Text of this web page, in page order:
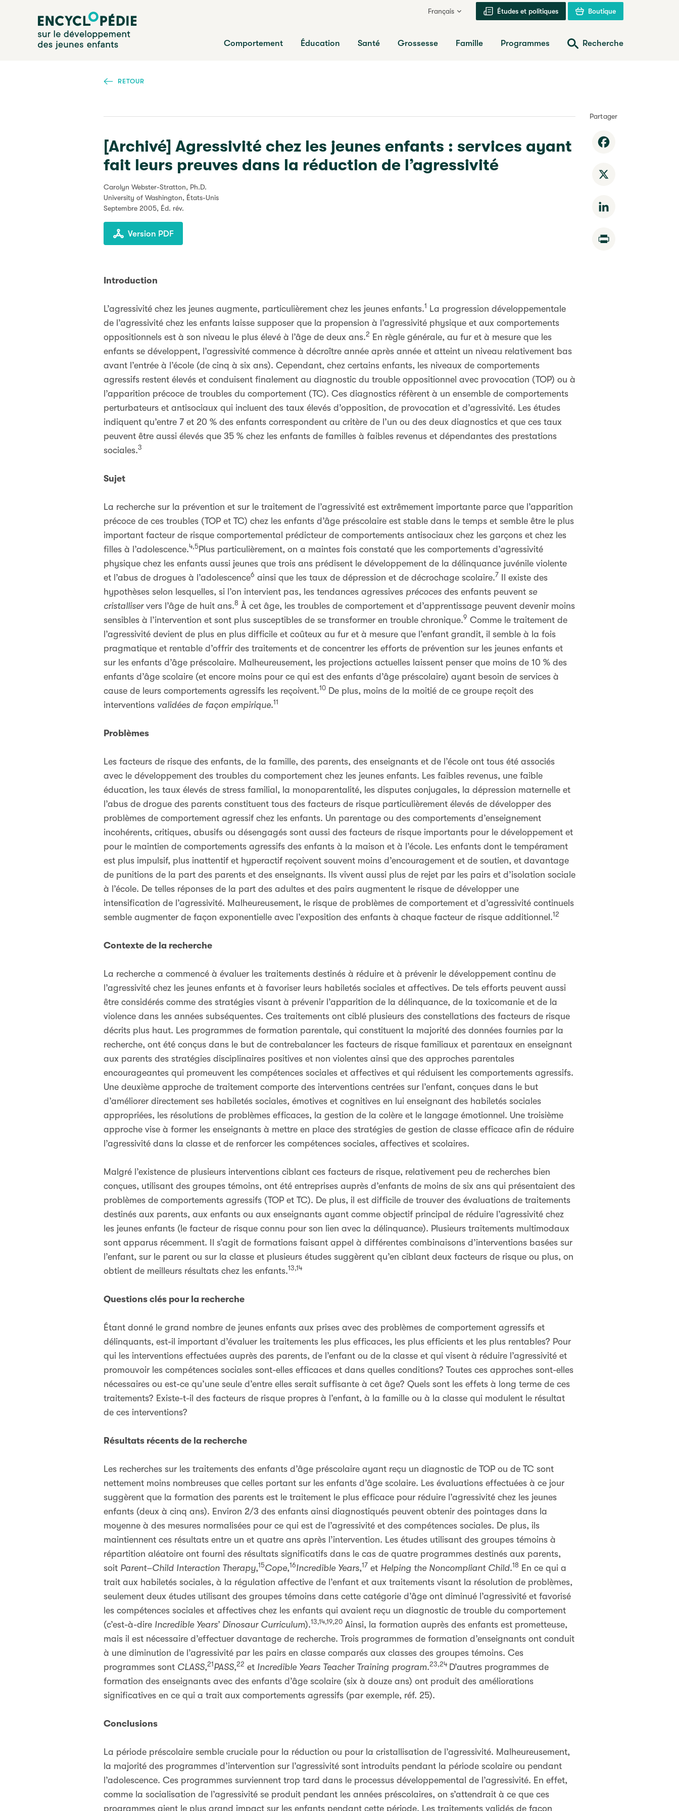
Encyclopédie sur le développement des jeunes enfants
Français Études et politiques Boutique
Comportement Éducation Santé Grossesse Famille Programmes Recherche
RETOUR
[Archivé] Agressivité chez les jeunes enfants : services ayant
fait leurs preuves dans la réduction de l’agressivité
Carolyn Webster-Stratton, Ph.D.
University of Washington, États-Unis
Septembre 2005, Éd. rév.
Version PDF
Introduction
L’agressivité chez les jeunes augmente, particulièrement chez les jeunes enfants.1
La progression développementale
de l’agressivité chez les enfants laisse supposer que la propension à l’agressivité physique et aux comportements
oppositionnels est à son niveau le plus élevé à l’âge de deux ans.2 En règle générale, au fur et à mesure que les
enfants se développent, l’agressivité commence à décroître année après année et atteint un niveau relativement bas
avant l’entrée à l’école (de cinq à six ans). Cependant, chez certains enfants, les niveaux de comportements
agressifs restent élevés et conduisent finalement au diagnostic du trouble oppositionnel avec provocation (TOP) ou à
l’apparition précoce de troubles du comportement (TC). Ces diagnostics réfèrent à un ensemble de comportements
perturbateurs et antisociaux qui incluent des taux élevés d’opposition, de provocation et d’agressivité. Les études
indiquent qu’entre 7 et 20 % des enfants correspondent au critère de l’un ou des deux diagnostics et que ces taux
peuvent être aussi élevés que 35 % chez les enfants de familles à faibles revenus et dépendantes des prestations
sociales.3
Sujet
La recherche sur la prévention et sur le traitement de l’agressivité est extrêmement importante parce que l’apparition
précoce de ces troubles (TOP et TC) chez les enfants d’âge préscolaire est stable dans le temps et semble être le plus
important facteur de risque comportemental prédicteur de comportements antisociaux chez les garçons et chez les
filles à l’adolescence.4,5 Plus particulièrement, on a maintes fois constaté que les comportements d’agressivité
physique chez les enfants aussi jeunes que trois ans prédisent le développement de la délinquance juvénile violente
et l’abus de drogues à l’adolescence6 ainsi que les taux de dépression et de décrochage scolaire.7
Il existe des
hypothèses selon lesquelles, si l’on intervient pas, les tendances agressives précoces des enfants peuvent se
cristalliservers l’âge de huit ans.8 À cet âge, les troubles de comportement et d’apprentissage peuvent devenir moins
sensibles à l’intervention et sont plus susceptibles de se transformer en trouble chronique.9 Comme le traitement de
l’agressivité devient de plus en plus difficile et coûteux au fur et à mesure que l’enfant grandit, il semble à la fois
pragmatique et rentable d’offrir des traitements et de concentrer les efforts de prévention sur les jeunes enfants et
sur les enfants d’âge préscolaire. Malheureusement, les projections actuelles laissent penser que moins de 10 % des
enfants d’âge scolaire (et encore moins pour ce qui est des enfants d’âge préscolaire) ayant besoin de services à
cause de leurs comportements agressifs les reçoivent.10 De plus, moins de la moitié de ce groupe reçoit des
interventions validées de façon empirique.11
Problèmes
Les facteurs de risque des enfants, de la famille, des parents, des enseignants et de l’école ont tous été associés
avec le développement des troubles du comportement chez les jeunes enfants. Les faibles revenus, une faible
éducation, les taux élevés de stress familial, la monoparentalité, les disputes conjugales, la dépression maternelle et
l’abus de drogue des parents constituent tous des facteurs de risque particulièrement élevés de développer des
problèmes de comportement agressif chez les enfants. Un parentage ou des comportements d’enseignement
incohérents, critiques, abusifs ou désengagés sont aussi des facteurs de risque importants pour le développement et
pour le maintien de comportements agressifs des enfants à la maison et à l’école. Les enfants dont le tempérament
est plus impulsif, plus inattentif et hyperactif reçoivent souvent moins d’encouragement et de soutien, et davantage
de punitions de la part des parents et des enseignants. Ils vivent aussi plus de rejet par les pairs et d’isolation sociale
à l’école. De telles réponses de la part des adultes et des pairs augmentent le risque de développer une
intensification de l’agressivité. Malheureusement, le risque de problèmes de comportement et d’agressivité continuels
semble augmenter de façon exponentielle avec l’exposition des enfants à chaque facteur de risque additionnel.12
Contexte de la recherche
La recherche a commencé à évaluer les traitements destinés à réduire et à prévenir le développement continu de
l’agressivité chez les jeunes enfants et à favoriser leurs habiletés sociales et affectives. De tels efforts peuvent aussi
être considérés comme des stratégies visant à prévenir l’apparition de la délinquance, de la toxicomanie et de la
violence dans les années subséquentes. Ces traitements ont ciblé plusieurs des constellations des facteurs de risque
décrits plus haut. Les programmes de formation parentale, qui constituent la majorité des données fournies par la
recherche, ont été conçus dans le but de contrebalancer les facteurs de risque familiaux et parentaux en enseignant
aux parents des stratégies disciplinaires positives et non violentes ainsi que des approches parentales
encourageantes qui promeuvent les compétences sociales et affectives et qui réduisent les comportements agressifs.
Une deuxième approche de traitement comporte des interventions centrées sur l’enfant, conçues dans le but
d’améliorer directement ses habiletés sociales, émotives et cognitives en lui enseignant des habiletés sociales
appropriées, les résolutions de problèmes efficaces, la gestion de la colère et le langage émotionnel. Une troisième
approche vise à former les enseignants à mettre en place des stratégies de gestion de classe efficace afin de réduire
l’agressivité dans la classe et de renforcer les compétences sociales, affectives et scolaires.
Malgré l’existence de plusieurs interventions ciblant ces facteurs de risque, relativement peu de recherches bien
conçues, utilisant des groupes témoins, ont été entreprises auprès d’enfants de moins de six ans qui présentaient des
problèmes de comportements agressifs (TOP et TC). De plus, il est difficile de trouver des évaluations de traitements
destinés aux parents, aux enfants ou aux enseignants ayant comme objectif principal de réduire l’agressivité chez
les jeunes enfants (le facteur de risque connu pour son lien avec la délinquance). Plusieurs traitements multimodaux
sont apparus récemment. Il s’agit de formations faisant appel à différentes combinaisons d’interventions basées sur
l’enfant, sur le parent ou sur la classe et plusieurs études suggèrent qu’en ciblant deux facteurs de risque ou plus, on
obtient de meilleurs résultats chez les enfants.13,14
Questions clés pour la recherche
Étant donné le grand nombre de jeunes enfants aux prises avec des problèmes de comportement agressifs et
délinquants, est-il important d’évaluer les traitements les plus efficaces, les plus efficients et les plus rentables? Pour
qui les interventions effectuées auprès des parents, de l’enfant ou de la classe et qui visent à réduire l’agressivité et
promouvoir les compétences sociales sont-elles efficaces et dans quelles conditions? Toutes ces approches sont-elles
nécessaires ou est-ce qu’une seule d’entre elles serait suffisante à cet âge? Quels sont les effets à long terme de ces
traitements? Existe-t-il des facteurs de risque propres à l’enfant, à la famille ou à la classe qui modulent le résultat
de ces interventions?
Résultats récents de la recherche
Les recherches sur les traitements des enfants d’âge préscolaire ayant reçu un diagnostic de TOP ou de TC sont
nettement moins nombreuses que celles portant sur les enfants d’âge scolaire. Les évaluations effectuées à ce jour
suggèrent que la formation des parents est le traitement le plus efficace pour réduire l’agressivité chez les jeunes
enfants (deux à cinq ans). Environ 2/3 des enfants ainsi diagnostiqués peuvent obtenir des pointages dans la
moyenne à des mesures normalisées pour ce qui est de l’agressivité et des compétences sociales. De plus, ils
maintiennent ces résultats entre un et quatre ans après l’intervention. Les études utilisant des groupes témoins à
répartition aléatoire ont fourni des résultats significatifs dans le cas de quatre programmes destinés aux parents,
soit Parent–Child Interaction Therapy,15Cope,16Incredible Years,17 et Helping the Noncompliant Child.18 En ce qui a
trait aux habiletés sociales, à la régulation affective de l’enfant et aux traitements visant la résolution de problèmes,
seulement deux études utilisant des groupes témoins dans cette catégorie d’âge ont diminué l’agressivité et favorisé
les compétences sociales et affectives chez les enfants qui avaient reçu un diagnostic de trouble du comportement
(c’est-à-dire Incredible Years’ Dinosaur Curriculum).13,14,19,20 Ainsi, la formation auprès des enfants est prometteuse,
mais il est nécessaire d’effectuer davantage de recherche. Trois programmes de formation d’enseignants ont conduit
à une diminution de l’agressivité par les pairs en classe comparés aux classes des groupes témoins. Ces
programmes sont CLASS,21 PASS,22 et Incredible Years Teacher Training program.23,24 D’autres programmes de
formation des enseignants avec des enfants d’âge scolaire (six à douze ans) ont produit des améliorations
significatives en ce qui a trait aux comportements agressifs (par exemple, réf. 25).
Conclusions
La période préscolaire semble cruciale pour la réduction ou pour la cristallisation de l’agressivité. Malheureusement,
la majorité des programmes d’intervention sur l’agressivité sont introduits pendant la période scolaire ou pendant
l’adolescence. Ces programmes surviennent trop tard dans le processus développemental de l’agressivité. En effet,
comme la socialisation de l’agressivité se produit pendant les années préscolaires, on s’attendrait à ce que ces
programmes aient le plus grand impact sur les enfants pendant cette période. Les traitements validés de façon
Partager
Facebook